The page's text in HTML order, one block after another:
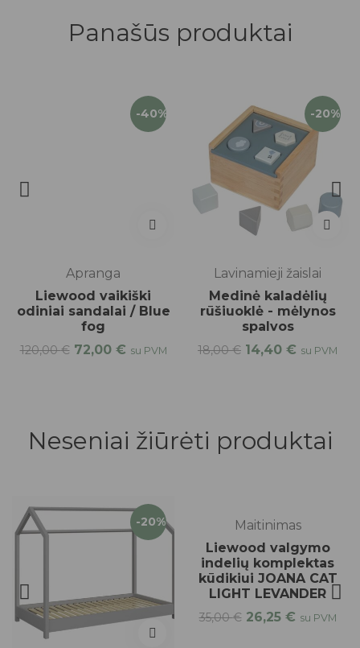
Panašūs produktai
-40%
Apranga
Liewood vaikiški
odiniai sandalai / Blue
fog
120,00€ 72,00 € su PVM
-20%
Lavinamieji žaislai
Medinė kaladėlių
rūšiuoklė - mėlynos
spalvos
18,00€ 14,40 € su PVM
Neseniai žiūrėti produktai
-40%
-20%
Maitinimas
Liewood valgymo
indelių komplektas
kūdikiui JOANA CAT
LIGHT LEVANDER
35,00€ 26,25 € su PVM